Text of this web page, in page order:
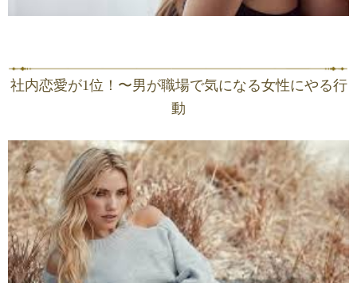
社内恋愛が1位！〜男が職場で気になる女性にやる行
動